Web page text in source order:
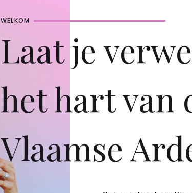
WELKOM
Laat je
het hart van
Vlaamse